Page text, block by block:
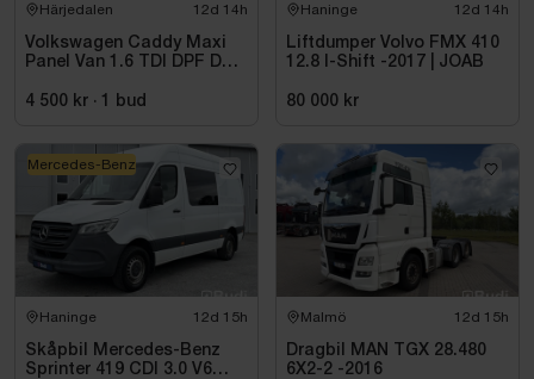
Härjedalen 12d 14h
Volkswagen Caddy Maxi
Panel Van 1.6 TDI DPF DSG
4 500 kr · 1 bud
Haninge 12d 14h
Liftdumper Volvo FMX 410
12.8 I-Shift -2017 | JOAB
80 000 kr
Haninge 12d 15h
Skåpbil Mercedes-Benz
Sprinter 419 CDI 3.0 V6
Mercedes-Benz
Malmö 12d 15h
Dragbil MAN TGX 28.480
6X2-2 -2016